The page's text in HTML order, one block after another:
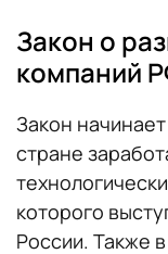
Закон о
компаний
Закон
стране
которого
России. Также